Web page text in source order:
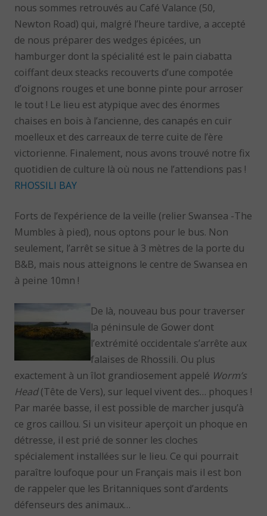
nous sommes retrouvés au Café Valance (50,
Newton Road) qui, malgré l’heure tardive, a accepté
de nous préparer des wedges épicées, un
hamburger dont la spécialité est le pain ciabatta
coiffant deux steacks recouverts d’une compotée
d’oignons rouges et une bonne pinte pour arroser
le tout ! Le lieu est atypique avec des énormes
chaises en bois à l’ancienne, des canapés en cuir
moelleux et des carreaux de terre cuite de l’ère
victorienne. Finalement, nous avons trouvé notre fix
quotidien de culture là où nous ne l’attendions pas !
RHOSSILI BAY
Forts de l’expérience de la veille (relier Swansea -The
Mumbles à pied), nous optons pour le bus. Non
seulement, l’arrêt se situe à 3 mètres de la porte du
B&B, mais nous atteignons le centre de Swansea en
à peine 10mn !
De là, nouveau bus pour traverser
la péninsule de Gower dont
l’extrémité occidentale s’arrête aux
falaises de Rhossili. Ou plus
exactement à un îlot grandiosement appelé Worm’s
Head(Tête de Vers), sur lequel vivent des… phoques !
Par marée basse, il est possible de marcher jusqu’à
ce gros caillou. Si un visiteur aperçoit un phoque en
détresse, il est prié de sonner les cloches
spécialement installées sur le lieu. Ce qui pourrait
paraître loufoque pour un Français mais il est bon
de rappeler que les Britanniques sont d’ardents
défenseurs des animaux…